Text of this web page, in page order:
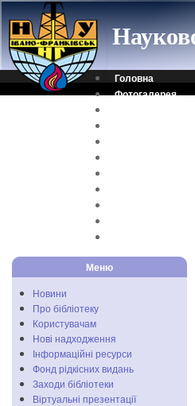
Головна
Фотогалерея
Меню
Новини
Про бібліотеку
Користувачам
Нові надходження
Інформаційні ресурси
Фонд рідкісних видань
Заходи бібліотеки
Віртуальні презентації